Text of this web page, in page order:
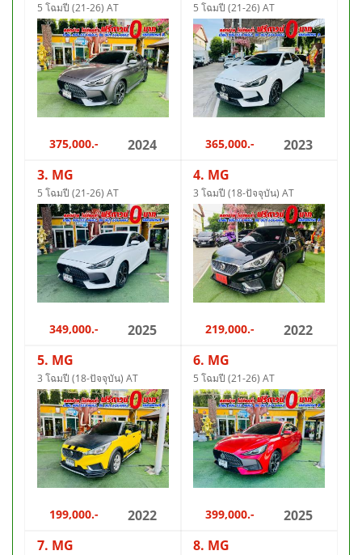
5 โฉมปี (21-26) AT
375,000.- 2024
5 โฉมปี (21-26) AT
365,000.-
2023
3. MG
5 โฉมปี (21-26) AT
349,000.- 2025
4. MG
3 โฉมปี (18-ปัจจุบัน) AT
219,000.-
2022
5. MG
3 โฉมปี (18-ปัจจุบัน) AT
199,000.- 2022
6. MG
5 โฉมปี (21-26) AT
399,000.-
2025
7. MG
8. MG